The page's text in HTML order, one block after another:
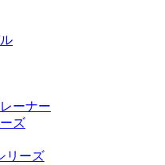
ーナー
ズ
リーズ